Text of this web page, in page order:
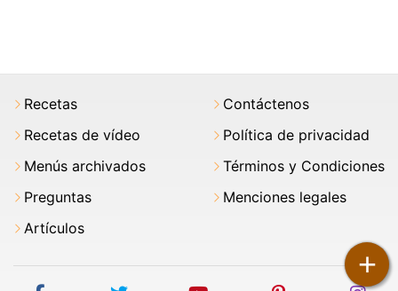
+
Recetas
Recetas de vídeo
Menús archivados
Preguntas
Artículos
Contáctenos
Política de privacidad
Términos y Condiciones
Menciones legales